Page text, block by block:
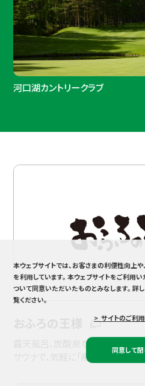
河口湖カントリークラブ
ジェイゴルフ霞ヶ浦
露天風呂、炭酸泉などの様々な種
サウナで、気軽に「癒し」「健康」「
本ウェブサイトでは、お客さまの利便性向上
を利用しています。 本ウェブサイトをご利用
ついて同意いただいたものとみなします。 詳
覧ください。
> サイトのご利
同意して閉